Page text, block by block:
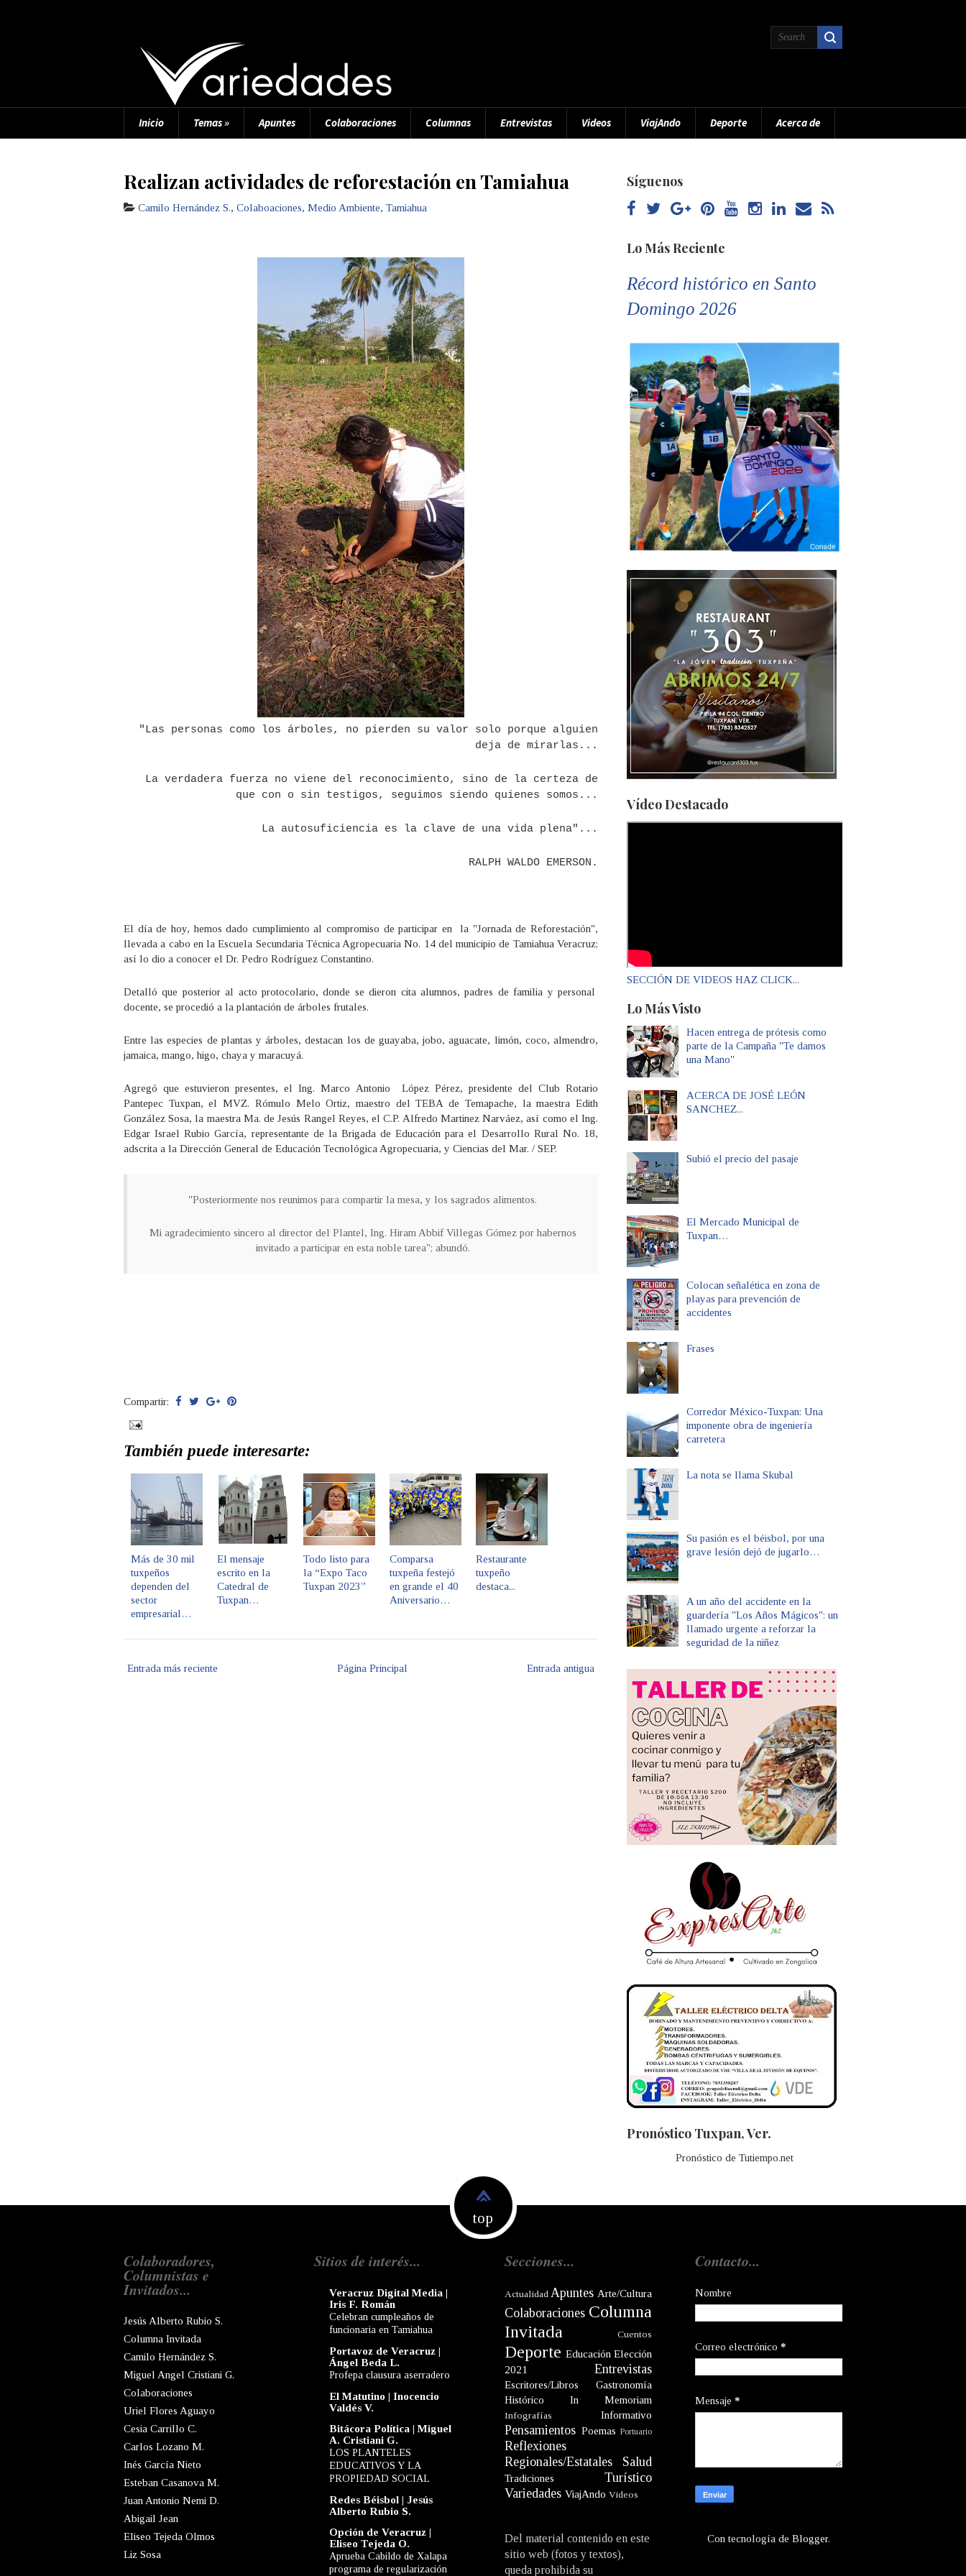
Inicio Temas» Apuntes Colaboraciones Columnas Entrevistas Videos ViajAndo Deporte Acerca de
Realizan actividades de reforestación en Tamiahua
Camilo Hernández S., Colaboaciones, Medio Ambiente, Tamiahua
"Las personas como los árboles, no pierden su valor solo porque alguien
deja de mirarlas...
La verdadera fuerza no viene del reconocimiento, sino de la certeza de
que con o sin testigos, seguimos siendo quienes somos...
La autosuficiencia es la clave de una vida plena"...
RALPH WALDO EMERSON.
El día de hoy, hemos dado cumplimiento al compromiso de participar en la "Jornada de Reforestación",
llevada a cabo en la Escuela Secundaria Técnica Agropecuaria No. 14 del municipio de Tamiahua Veracruz;
así lo dio a conocer el Dr. Pedro Rodríguez Constantino.
Detalló que posterior al acto protocolario, donde se dieron cita alumnos, padres de familia y personal
docente, se procedió a la plantación de árboles frutales.
Entre las especies de plantas y árboles, destacan los de guayaba, jobo, aguacate, limón, coco, almendro,
jamaica, mango, higo, chaya y maracuyá.
Agregó que estuvieron presentes, el Ing. Marco Antonio López Pérez, presidente del Club Rotario
Pantepec Tuxpan, el MVZ. Rómulo Melo Ortiz, maestro del TEBA de Temapache, la maestra Edith
González Sosa, la maestra Ma. de Jesús Rangel Reyes, el C.P. Alfredo Martinez Narváez, así como el Ing.
Edgar Israel Rubio García, representante de la Brigada de Educación para el Desarrollo Rural No. 18,
adscrita a la Dirección General de Educación Tecnológica Agropecuaria, y Ciencias del Mar. / SEP.
"Posteriormente nos reunimos para compartir la mesa, y los sagrados alimentos.
Mi agradecimiento sincero al director del Plantel, Ing. Hiram Abbif Villegas Gómez por habernos
invitado a participar en esta noble tarea"; abundó.
Compartir:
También puede interesarte:
Más de 30 mil
tuxpeños
dependen del
sector
empresarial…
El mensaje
escrito en la
Catedral de
Tuxpan…
Todo listo para
la “Expo Taco
Tuxpan 2023”
Comparsa
tuxpeña festejó
en grande el 40
Aniversario…
Restaurante
tuxpeño
destaca...
Entrada más reciente Entrada antigua
Página Principal
Síguenos
Lo Más Reciente
Récord histórico en Santo
Domingo 2026
Vídeo Destacado
SECCIÓN DE VIDEOS HAZ CLICK...
Lo Más Visto
Hacen entrega de prótesis como
parte de la Campaña "Te damos
una Mano"
ACERCA DE JOSÉ LEÓN
SANCHEZ...
Subió el precio del pasaje
El Mercado Municipal de
Tuxpan…
Colocan señalética en zona de
playas para prevención de
accidentes
Frases
Corredor México-Tuxpan: Una
imponente obra de ingeniería
carretera
La nota se llama Skubal
Su pasión es el béisbol, por una
grave lesión dejó de jugarlo…
A un año del accidente en la
guardería "Los Años Mágicos": un
llamado urgente a reforzar la
seguridad de la niñez
Pronóstico Tuxpan, Ver.
Pronóstico de Tutiempo.net
top
Colaboradores,
Columnistas e
Invitados...
Jesús Alberto Rubio S.
Columna Invitada
Camilo Hernández S.
Miguel Angel Cristiani G.
Colaboraciones
Uriel Flores Aguayo
Cesia Carrillo C.
Carlos Lozano M.
Inés García Nieto
Esteban Casanova M.
Juan Antonio Nemi D.
Abigail Jean
Eliseo Tejeda Olmos
Liz Sosa
Sitios de interés...
Veracruz Digital Media |
Iris F. Román
Celebran cumpleaños de
funcionaria en Tamiahua
Portavoz de Veracruz |
Ángel Beda L.
Profepa clausura aserradero
El Matutino | Inocencio
Valdés V.
Bitácora Política | Miguel
A. Cristiani G.
LOS PLANTELES
EDUCATIVOS Y LA
PROPIEDAD SOCIAL
Redes Béisbol | Jesús
Alberto Rubio S.
Opción de Veracruz |
Eliseo Tejeda O.
Aprueba Cabildo de Xalapa
programa de regularización
Secciones...
Actualidad Apuntes Arte/Cultura
Colaboraciones Columna
Invitada
Cuentos
Deporte Educación Elección
2021
Entrevistas
Escritores/Libros
Gastronomía
Histórico
In Memoriam
Infografías Informativo
Pensamientos Poemas Portuario
Reflexiones
Regionales/Estatales
Salud
Tradiciones
Turístico
Variedades ViajAndo Videos
Del material contenido en este
sitio web (fotos y textos),
queda prohibida su
Contacto...
Nombre
Correo electrónico *
Mensaje *
Con tecnología de Blogger.